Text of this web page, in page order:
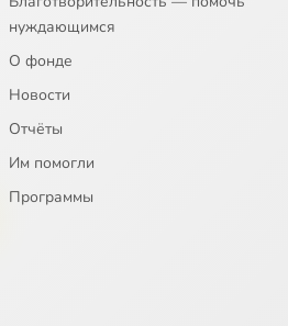
нуждающимся
О фонде
Новости
Отчёты
Им помогли
Программы